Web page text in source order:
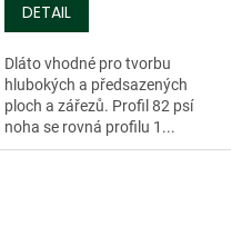
DETAIL
Dláto vhodné pro tvorbu
hlubokých a předsazených
ploch a zářezů. Profil 82 psí
noha se rovná profilu 1...